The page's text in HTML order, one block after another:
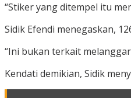
“Stiker yang ditempel itu
Sidik Efendi menegaskan,
“Ini bukan terkait
Kendati demikian, Sidik